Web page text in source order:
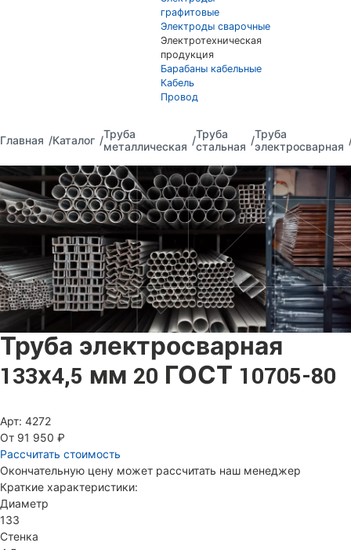
графитовые
Электроды сварочные
Электротехническая
продукция
Барабаны кабельные
Кабель
Провод
Главная Каталог
Труба
металлическая
Труба
стальная
Труба
электросварная
Труба электросварная
133х4,5 мм 20 ГОСТ 10705-80
Арт: 4272
От 91 950 ₽
Рассчитать стоимость
Окончательную цену может рассчитать наш менеджер
Краткие характеристики:
Диаметр
133
Стенка